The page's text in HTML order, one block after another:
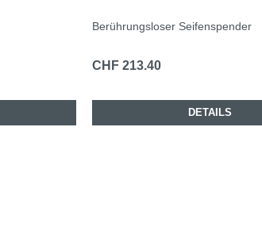
Berührungsloser Seifenspender
CHF 213.40
DETAILS